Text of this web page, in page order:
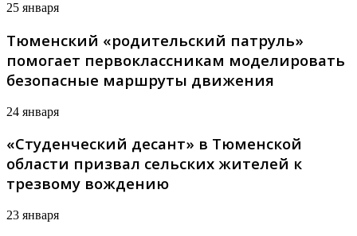
25 января
Тюменский «родительский патруль»
помогает первоклассникам моделировать
безопасные маршруты движения
24 января
«Студенческий десант» в Тюменской
области призвал сельских жителей к
трезвому вождению
23 января